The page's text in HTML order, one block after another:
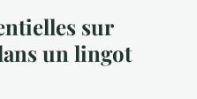
sur
un lingot